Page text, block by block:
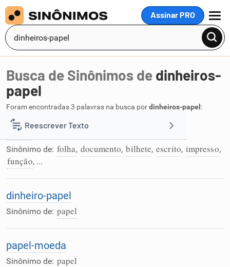
Assinar PRO
MENU
Reescrever Texto
Resumir Texto
Detector de IA
Humanizador de IA
Busca de Sinônimos de dinheiros-
papel
Foram encontradas 3 palavras na busca pordinheiros-papel :
papel
Sinônimo de: folha, documento, bilhete, escrito, impresso,
função, ...
dinheiro-papel
Sinônimo de: papel
papel-moeda
Sinônimo de: papel